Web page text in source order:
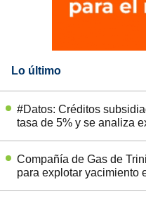
Lo último
#Datos: Créditos
tasa de 5% y se analiza
Compañía de Gas de
para explotar yacimiento